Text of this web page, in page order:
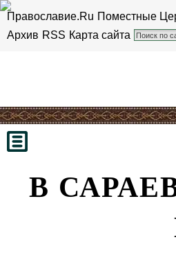
Православие.Ru Поместные
Архив RSS Карта сайта
В